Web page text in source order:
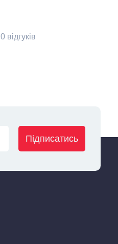
0 відгуків
Підписатись